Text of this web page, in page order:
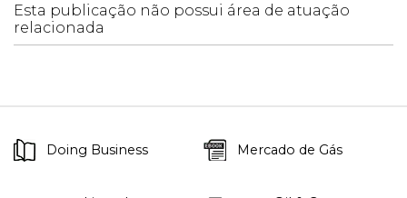
Esta publicação não possui área de atuação
relacionada
Doing Business Mercado de Gás